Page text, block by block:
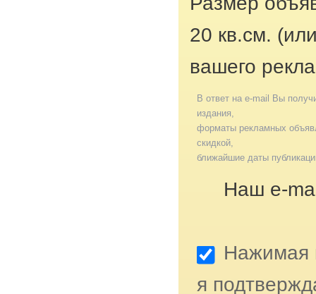
20 кв.см.
вашего
В ответ на e-mail Вы
издания,
форматы рекламных
скидкой,
ближайшие даты
Наш e-
Нажимая
я